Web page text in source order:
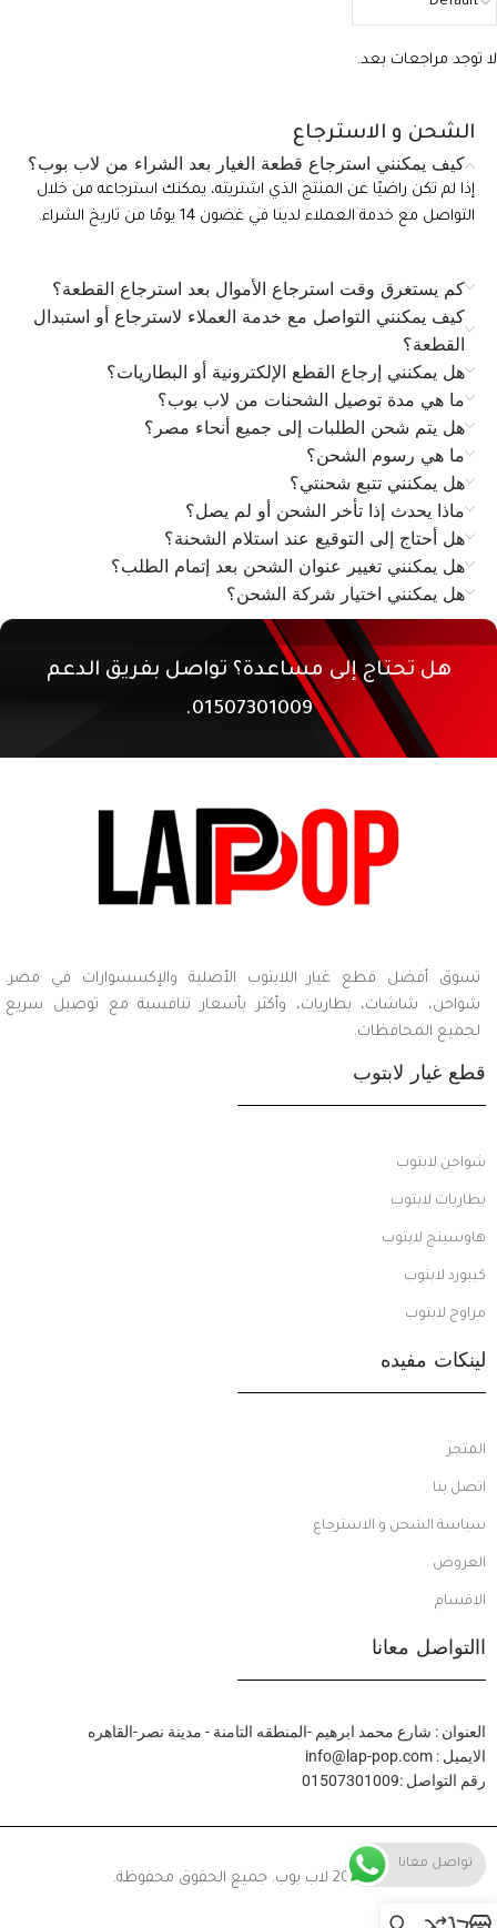
لا توجد مراجعات بعد.
الشحن و الاسترجاع
كيف يمكنني استرجاع قطعة الغيار بعد الشراء من لاب بوب؟
إذا لم تكن راضيًا عن المنتج الذي اشتريته، يمكنك استرجاعه من خلال
التواصل مع خدمة العملاء لدينا في غضون 14 يومًا من تاريخ الشراء.
كم يستغرق وقت استرجاع الأموال بعد استرجاع القطعة؟
كيف يمكنني التواصل مع خدمة العملاء لاسترجاع أو استبدال
القطعة؟
هل يمكنني إرجاع القطع الإلكترونية أو البطاريات؟
ما هي مدة توصيل الشحنات من لاب بوب؟
هل يتم شحن الطلبات إلى جميع أنحاء مصر؟
ما هي رسوم الشحن؟
هل يمكنني تتبع شحنتي؟
ماذا يحدث إذا تأخر الشحن أو لم يصل؟
هل أحتاج إلى التوقيع عند استلام الشحنة؟
هل يمكنني تغيير عنوان الشحن بعد إتمام الطلب؟
هل يمكنني اختيار شركة الشحن؟
هل تحتاج إلى مساعدة؟ تواصل بفريق الدعم
01507301009.
تسوق أفضل قطع غيار اللابتوب الأصلية والإكسسوارات في مصر.
شواحن، شاشات، بطاريات، وأكثر بأسعار تنافسية مع توصيل سريع
لجميع المحافظات.
قطع غيار لابتوب
شواحن لابتوب
بطاريات لابتوب
هاوسينج لابتوب
كيبورد لابتوب
مراوح لابتوب
لينكات مفيده
المتجر
اتصل بنا
سياسة الشحن و الاسترجاع
العروض
الاقسام
االتواصل معانا
العنوان : شارع محمد ابرهيم -المنطقه التامنة - مدينة نصر-القاهره
الايميل : info@lap-pop.com
رقم التواصل :01507301009
© 2024 لاب بوب. جميع الحقوق محفوظة.
تواصل معانا